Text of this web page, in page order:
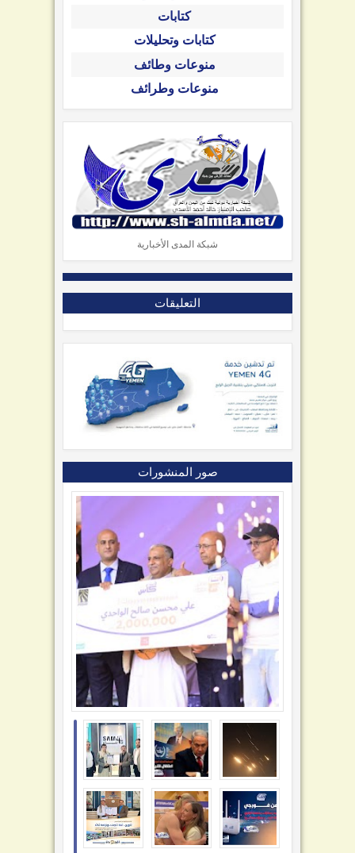
كتابات
كتابات وتحليلات
منوعات وطائف
منوعات وطرائف
شبكة المدى الأخبارية
التعليقات
صور المنشورات